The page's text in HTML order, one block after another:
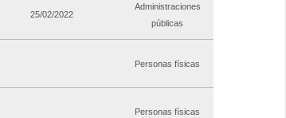
25/02/2022
Administraciones
públicas
Personas físicas
Personas físicas